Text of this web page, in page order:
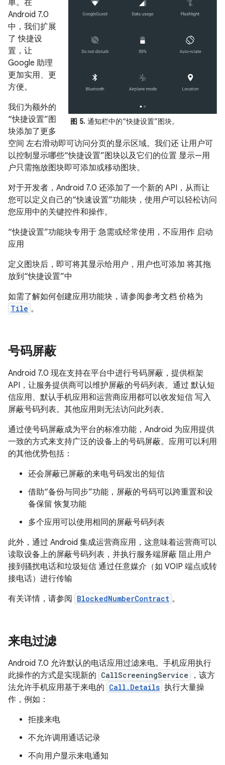
图 5. 通知栏中的“快捷设置”图块。
单。在
Android 7.0
中，我们扩展
了 快捷设
置，让
Google 助理
更加实用、更
方便。
我们为额外的
“快捷设置”图
块添加了更多
空间 左右滑动即可访问分页的显示区域。我们还 让用户可
以控制显示哪些“快捷设置”图块以及它们的位置 显示—用
户只需拖放图块即可添加或移动图块。
对于开发者，Android 7.0 还添加了一个新的 API，从而让
您可以定义自己的“快速设置”功能块，使用户可以轻松访问
您应用中的关键控件和操作。
“快捷设置”功能块专用于 急需或经常使用，不应用作 启动
应用
定义图块后，即可将其显示给用户，用户也可添加 将其拖
放到“快捷设置”中
如需了解如何创建应用功能块，请参阅参考文档 价格为
Tile 。
号码屏蔽
Android 7.0 现在支持在平台中进行号码屏蔽，提供框架
API，让服务提供商可以维护屏蔽的号码列表。通过 默认短
信应用、默认手机应用和运营商应用都可以收发短信 写入
屏蔽号码列表。其他应用则无法访问此列表。
通过使号码屏蔽成为平台的标准功能，Android 为应用提供
一致的方式来支持广泛的设备上的号码屏蔽。应用可以利用
的其他优势包括：
还会屏蔽已屏蔽的来电号码发出的短信
借助“备份与同步”功能，屏蔽的号码可以跨重置和设
备保留 恢复功能
多个应用可以使用相同的屏蔽号码列表
此外，通过 Android 集成运营商应用，这意味着运营商可以
读取设备上的屏蔽号码列表，并执行服务端屏蔽 阻止用户
接到骚扰电话和垃圾短信 通过任意媒介（如 VOIP 端点或转
接电话）进行传输
有关详情，请参阅 BlockedNumberContract 。
来电过滤
Android 7.0 允许默认的电话应用过滤来电。手机应用执行
此操作的方式是实现新的 CallScreeningService
，该方
法允许手机应用基于来电的 Call.Details 执行大量操
作，例如：
拒接来电
不允许调用通话记录
不向用户显示来电通知